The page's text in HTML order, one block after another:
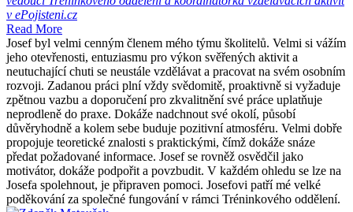
v ePojisteni.cz
Read More
Josef byl velmi cenným členem mého týmu školitelů. Velmi si vážím
jeho otevřenosti, entuziasmu pro výkon svěřených aktivit a
neutuchající chuti se neustále vzdělávat a pracovat na svém osobním
rozvoji. Zadanou práci plní vždy svědomitě, proaktivně si vyžaduje
zpětnou vazbu a doporučení pro zkvalitnění své práce uplatňuje
neprodleně do praxe. Dokáže nadchnout své okolí, působí
důvěryhodně a kolem sebe buduje pozitivní atmosféru. Velmi dobře
propojuje teoretické znalosti s praktickými, čímž dokáže snáze
předat požadované informace. Josef se rovněž osvědčil jako
motivátor, dokáže podpořit a povzbudit. V každém ohledu se lze na
Josefa spolehnout, je připraven pomoci. Josefovi patří mé velké
poděkování za společné fungování v rámci Tréninkového oddělení.